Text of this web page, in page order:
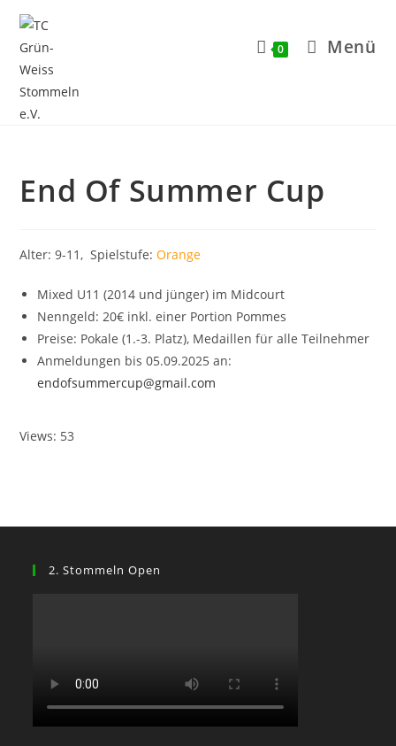
Zum
Inhalt
springen
0 Menü
End Of Summer Cup
Alter: 9-11, Spielstufe:Orange
Mixed U11 (2014 und jünger) im Midcourt
Nenngeld: 20€ inkl. einer Portion Pommes
Preise: Pokale (1.-3. Platz), Medaillen für alle Teilnehmer
Anmeldungen bis 05.09.2025 an:
endofsummercup@gmail.com
Views: 53
2. Stommeln Open